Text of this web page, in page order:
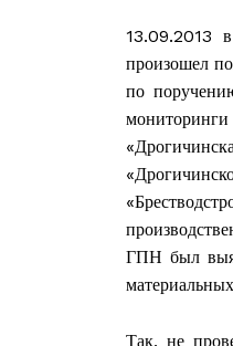
13.09.2013
произошел
по
ГПН был
Так, не